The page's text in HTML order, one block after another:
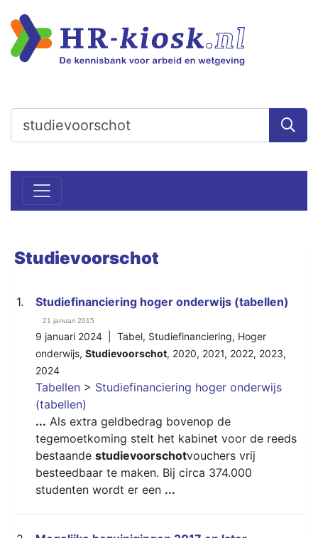
Studievoorschot
1. Studiefinanciering hoger onderwijs (tabellen)
21 januari 2015
9 januari 2024 | Tabel, Studiefinanciering, Hoger
onderwijs, Studievoorschot, 2020, 2021, 2022, 2023,
2024
Tabellen > Studiefinanciering hoger onderwijs
(tabellen)
... Als extra geldbedrag bovenop de
tegemoetkoming stelt het kabinet voor de reeds
bestaande studievoorschotvouchers vrij
besteedbaar te maken. Bij circa 374.000
studenten wordt er een ...